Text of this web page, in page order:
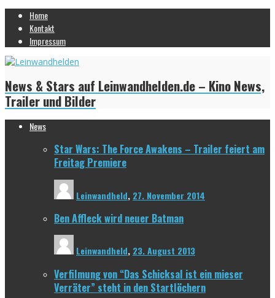
Home
Kontakt
Impressum
News & Stars auf Leinwandhelden.de – Kino News,
Trailer und Bilder
News
Star Wars: The Force Awakens – Trailer feiert am
Freitag Premiere
Leinwandheld, 27. November 2014
Ben Affleck wird neuer Batman
Leinwandheld, 23. August 2013
Verfilmung von “Das Schicksal ist ein mieser
Verräter” steht in den Startlöchern